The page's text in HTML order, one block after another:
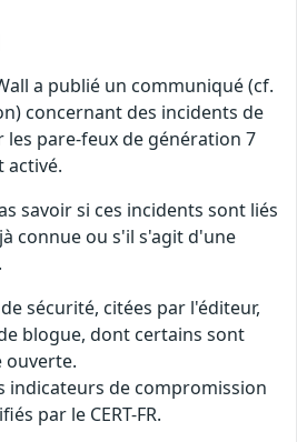
a publié un communiqué (cf.
concernant des incidents de
pare-feux de génération 7
activé.
savoir si ces incidents sont liés
connue ou s'il s'agit d'une
sécurité, citées par l'éditeur,
blogue, dont certains sont
ouverte.
indicateurs de compromission
par le CERT-FR.